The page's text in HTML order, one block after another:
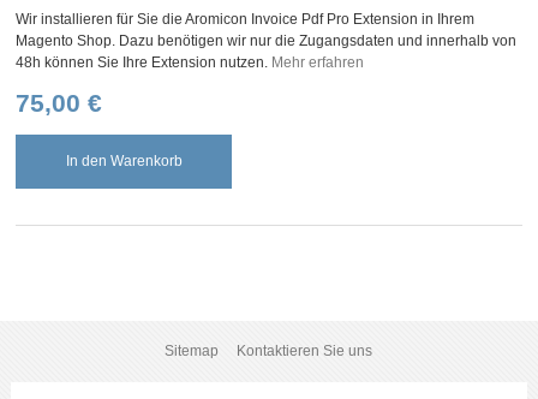
Wir installieren für Sie die Aromicon Invoice Pdf Pro Extension in Ihrem
Magento Shop. Dazu benötigen wir nur die Zugangsdaten und innerhalb von
48h können Sie Ihre Extension nutzen. Mehr erfahren
75,00 €
In den Warenkorb
Sitemap Kontaktieren Sie uns